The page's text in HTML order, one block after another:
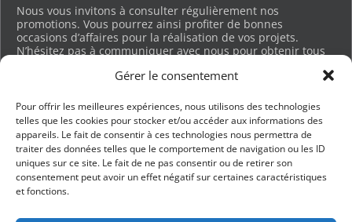
Gérer le consentement
Pour offrir les meilleures expériences, nous utilisons des technologies
telles que les cookies pour stocker et/ou accéder aux informations des
appareils. Le fait de consentir à ces technologies nous permettra de
traiter des données telles que le comportement de navigation ou les ID
uniques sur ce site. Le fait de ne pas consentir ou de retirer son
consentement peut avoir un effet négatif sur certaines caractéristiques
et fonctions.
Nous vous invitons à consulter régulièrement nos
promotions. Vous pourrez ainsi profiter de bonnes
occasions d’affaires pour la réalisation de vos projets.
N’hésitez pas à communiquer avec nous pour obtenir tous
BUREAU DES VENTES ET CHARGEMENT
201, RUE LEGAULT, BLAINVILLE
QUEBEC, J7B 0C6